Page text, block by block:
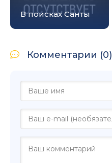
В поисках Санты
Комментарии (0)